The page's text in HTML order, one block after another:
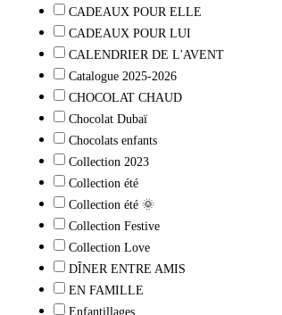
CADEAUX POUR ELLE
CADEAUX POUR LUI
CALENDRIER DE L'AVENT
Catalogue 2025-2026
CHOCOLAT CHAUD
Chocolat Dubaï
Chocolats enfants
Collection 2023
Collection été
Collection été 🌞
Collection Festive
Collection Love
DÎNER ENTRE AMIS
EN FAMILLE
Enfantillages